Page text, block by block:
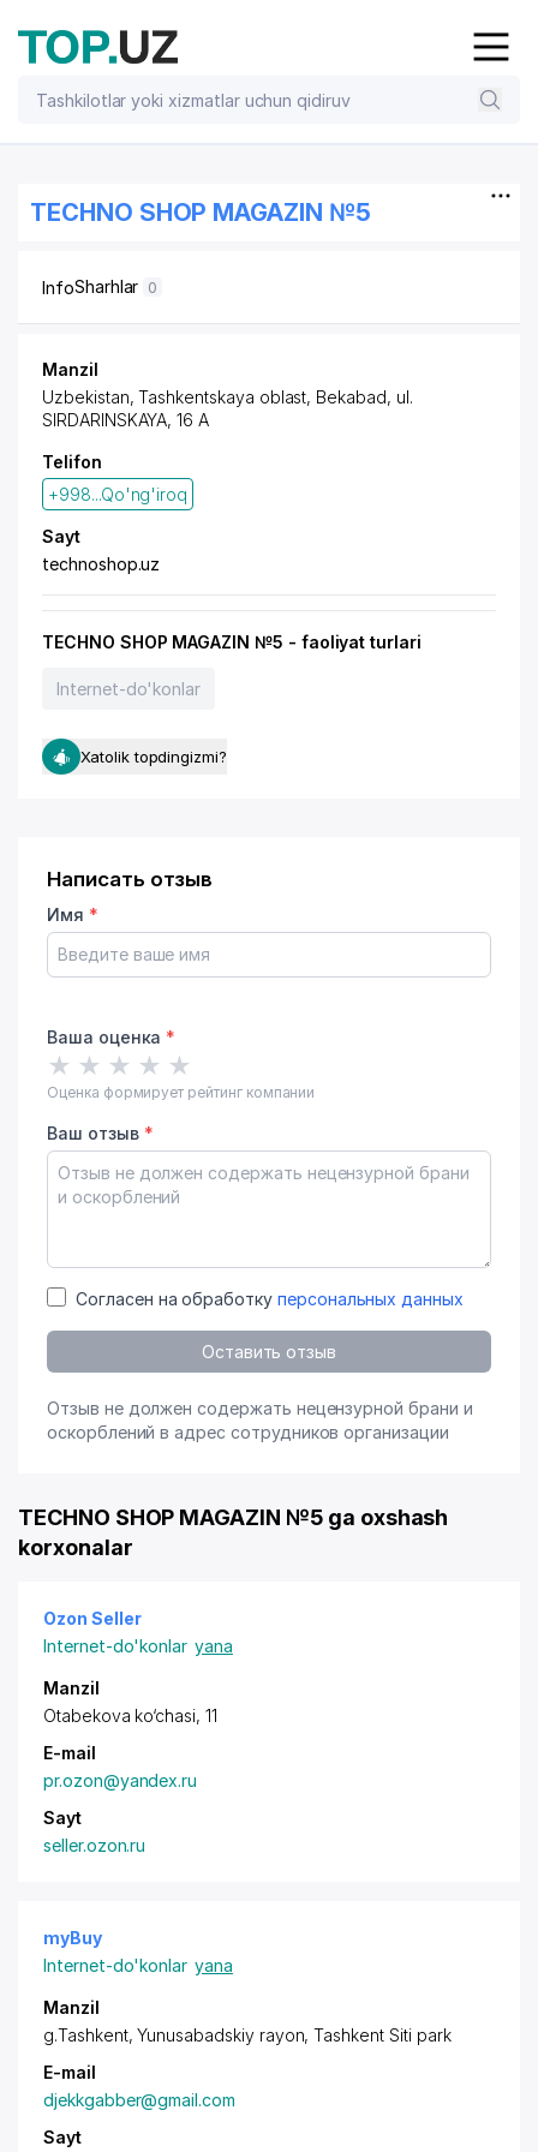
TECHNO SHOP MAGAZIN №5
InfoSharhlar 0
Manzil
Uzbekistan, Tashkentskaya oblast, Bekabad, ul.
SIRDARINSKAYA, 16 A
Telifon
+998...Qo'ng'iroq
Sayt
technoshop.uz
TECHNO SHOP MAGAZIN №5 - faoliyat turlari
Internet-do'konlar
Xatolik topdingizmi?
Написать отзыв
Имя *
Ваша оценка *
★ ★ ★ ★ ★
Оценка формирует рейтинг компании
Ваш отзыв *
Согласен на обработку персональных данных
Оставить отзыв
Отзыв не должен содержать нецензурной брани и
оскорблений в адрес сотрудников организации
TECHNO SHOP MAGAZIN №5 ga oxshash
korxonalar
Ozon Seller
Internet-do'konlar yana
Manzil
Otabekova ko‘chasi, 11
E-mail
pr.ozon@yandex.ru
Sayt
seller.ozon.ru
myBuy
Internet-do'konlar yana
Manzil
g.Tashkent,Yunusabadskiy rayon, Tashkent Siti park
E-mail
djekkgabber@gmail.com
Sayt